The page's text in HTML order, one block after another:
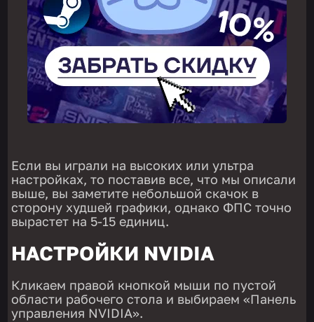
Если вы играли на высоких или ультра
настройках, то поставив все, что мы описали
выше, вы заметите небольшой скачок в
сторону худшей графики, однако ФПС точно
вырастет на 5-15 единиц.
НАСТРОЙКИ NVIDIA
Кликаем правой кнопкой мыши по пустой
области рабочего стола и выбираем «Панель
управления NVIDIA».